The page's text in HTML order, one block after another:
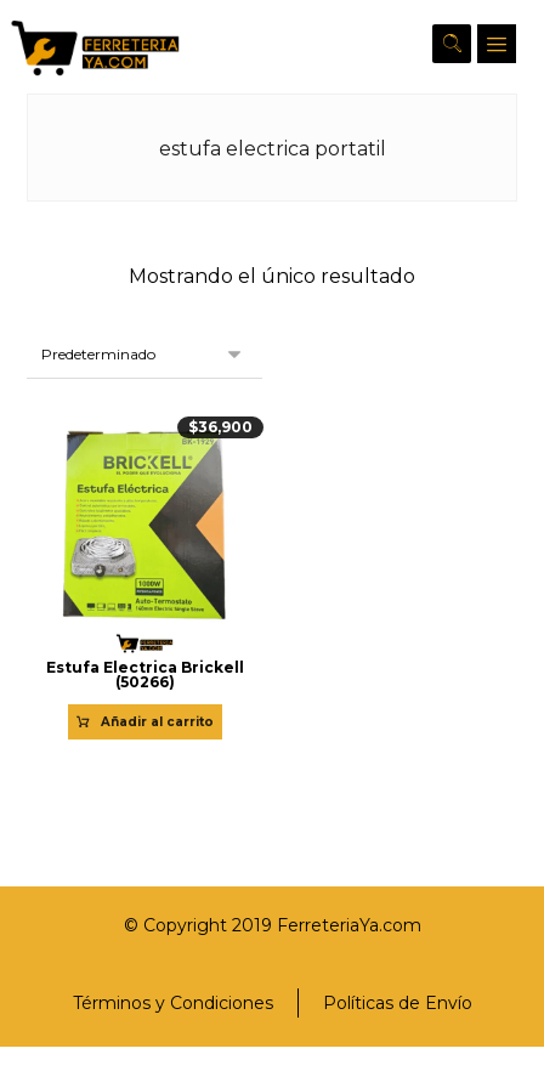
estufa electrica portatil
Mostrando el único resultado
Estufa Electrica Brickell
(50266)
$36,900
Añadir al carrito
© Copyright 2019 FerreteriaYa.com
Políticas de Envío
Términos y Condiciones